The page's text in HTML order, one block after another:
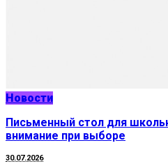
Новости
Письменный стол для
внимание при выборе
30.07.2026